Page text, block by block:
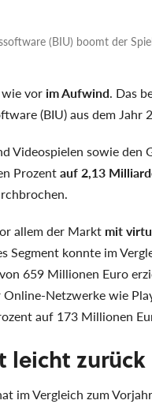
(BIU) boomt der
vor im Aufwind. Das
(BIU) aus dem Jahr
Videospielen sowie den
Prozentauf 2,13
allem der Markt mit
Segment konnte im
659 Millionen Euro
Netzwerke wie
auf 173 Millionen
leicht zurück
im Vergleich zum Vorjahr